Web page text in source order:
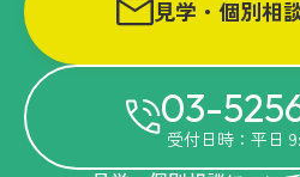
見学・個別相
03-
受付日時：平日